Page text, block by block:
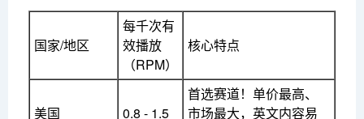
国家/地区
每千次有
效播放
（RPM）
核心特点
美国 0.8 - 1.5
首选赛道！单价最高、
市场最大，英文内容易